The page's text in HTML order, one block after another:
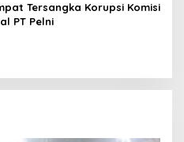
Tersangka Korupsi Komisi
PT Pelni